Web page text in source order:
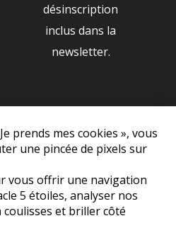
prends mes cookies », vous
une pincée de pixels sur
vous offrir une navigation
5 étoiles, analyser nos
et briller côté
désinscription
inclus dans la
newsletter.
|
Nous